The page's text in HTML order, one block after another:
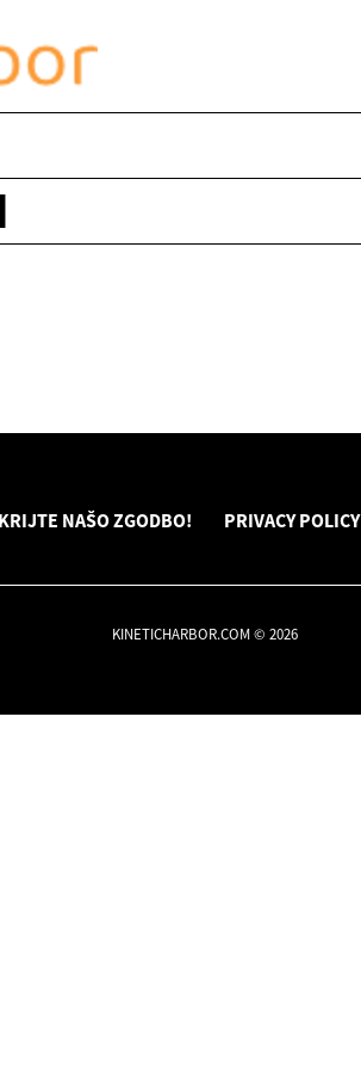
NAŠO ZGODBO! PRIVACY POLICY
KINETICHARBOR.COM © 2026